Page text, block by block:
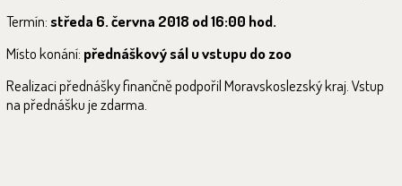
Termín:středa 6. června 2018 od 16:00 hod.
Místo konání: přednáškový sál u vstupu do zoo
Realizaci přednášky finančně podpořil Moravskoslezský kraj. Vstup
na přednášku je zdarma.